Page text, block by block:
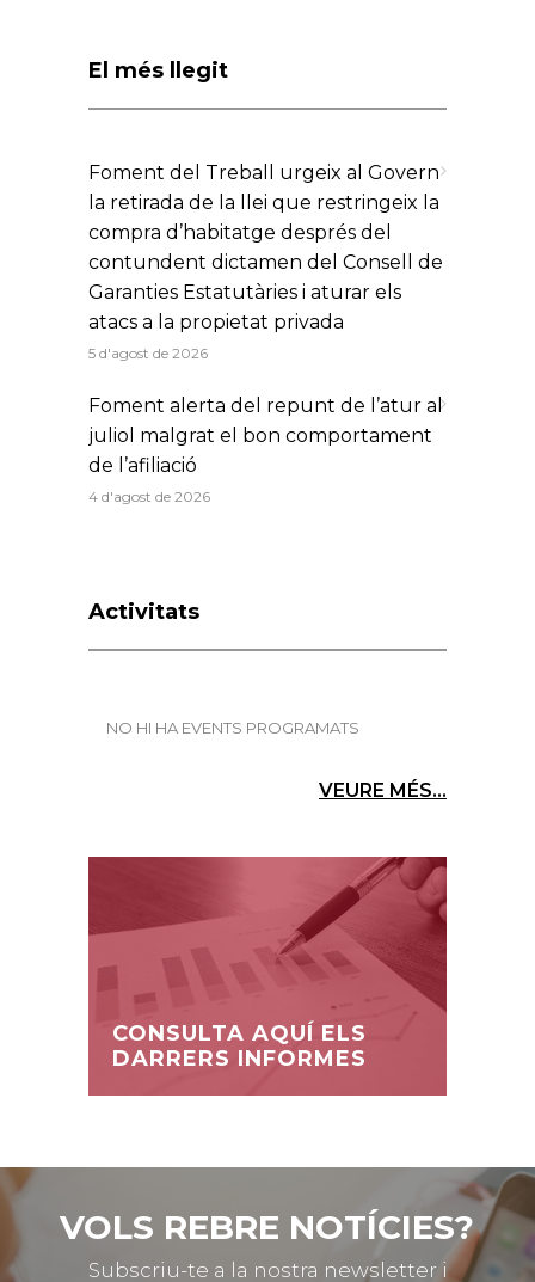
El més llegit
Foment del Treball urgeix al Govern
la retirada de la llei que restringeix la
compra d’habitatge després del
contundent dictamen del Consell de
Garanties Estatutàries i aturar els
atacs a la propietat privada
5 d'agost de 2026
Foment alerta del repunt de l’atur al
juliol malgrat el bon comportament
de l’afiliació
4 d'agost de 2026
Activitats
NO HI HA EVENTS PROGRAMATS
VEURE MÉS...
CONSULTA AQUÍ ELS
DARRERS INFORMES
VOLS REBRE NOTÍCIES?
Subscriu-te a la nostra newsletter i